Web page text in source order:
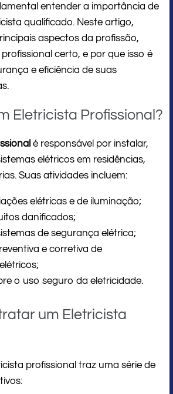
entender a importância de
qualificado. Neste artigo,
aspectos da profissão,
certo, e por que isso é
e eficiência de suas
Eletricista Profissional?
é responsável por instalar,
elétricos em residências,
Suas atividades incluem:
elétricas e de iluminação;
danificados;
de segurança elétrica;
e corretiva de
o uso seguro da eletricidade.
um Eletricista
profissional traz uma série de